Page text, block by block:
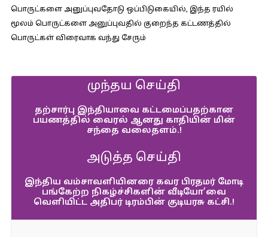
பொருட்களை அனுப்புவதோடு ஒப்பிடுகையில், இந்த ரயில்
மூலம் பொருட்களை அனுப்புவதில் குறைந்த கட்டணத்தில்
பொருட்கள் விரைவாக வந்து சேரும்
முந்தய செய்தி
தற்சார்பு இந்தியாவை கட்டமைப்பதற்கான
பயணத்தில் வைரல் ஆனது காதியின் மின்
சந்தை வலைதளம்.!
அடுத்த செய்தி
இந்திய வம்சாவளியினரை கவர பிரதமர் மோடி
பங்கேற்ற நிகழ்ச்சிகளின் வீடியோ’வை
வெளியிட்ட அதிபர் டிரம்பின் குடியரசு கட்சி.!